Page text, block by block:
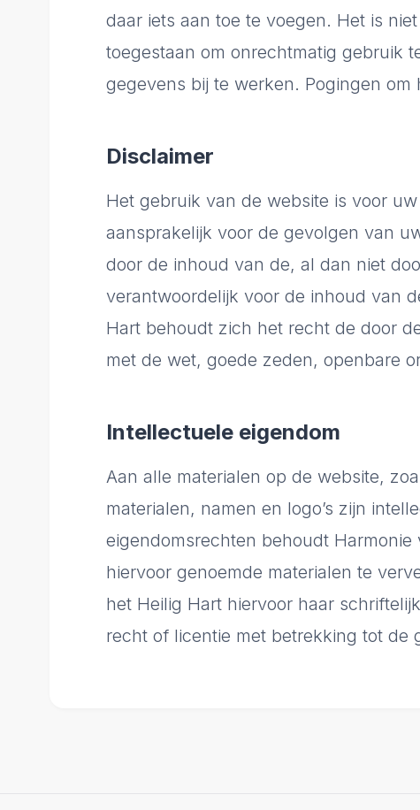
daar iets aan toe te voegen. Het is
toegestaan om onrechtmatig gebruik
gegevens bij te werken. Pogingen
Disclaimer
Het gebruik van de website is voor
aansprakelijk voor de gevolgen van
door de inhoud van de, al dan niet
verantwoordelijk voor de inhoud van
Hart behoudt zich het recht de door
met de wet, goede zeden, openbare
Intellectuele eigendom
Aan alle materialen op de website,
materialen, namen en logo’s zijn
eigendomsrechten behoudt
hiervoor genoemde materialen te
het Heilig Hart hiervoor haar
recht of licentie met betrekking tot de